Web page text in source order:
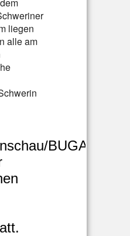
liegen
alle am
BUGA